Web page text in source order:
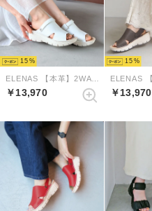
15
ELENAS 【本革】2WAYミュールスリングバックサンダル （ホワイト）
￥13,970
15
￥13,970